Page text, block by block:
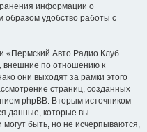
информации о
образом удобство работы с
«Пермский Авто Радио Клуб
внешние по отношению к
они выходят за рамки этого
страниц, созданных
phpBB. Вторым источником
данные, которые вы
быть, но не исчерпываются,